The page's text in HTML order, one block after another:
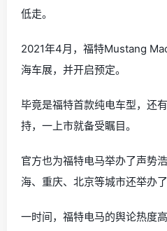
低走。
2021年4月，福特Mustang
海车展，并开启预定。
毕竟是福特首款纯电车型，还
持，一上市就备受瞩目。
官方也为福特电马举办了声势
海、重庆、北京等城市还举办
一时间，福特电马的舆论热度高